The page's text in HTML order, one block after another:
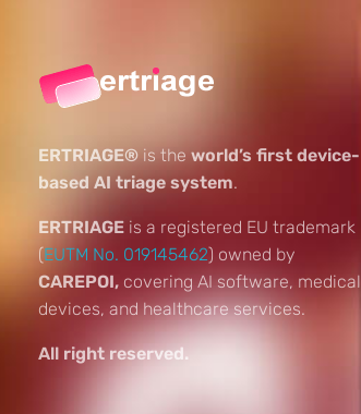
ERTRIAGE® is the world’s first device-
based AI triage system.
ERTRIAGE is a registered EU trademark
(EUTM No. 019145462) owned by
CAREPOI, covering AI software, medical
devices, and healthcare services.
All right reserved.